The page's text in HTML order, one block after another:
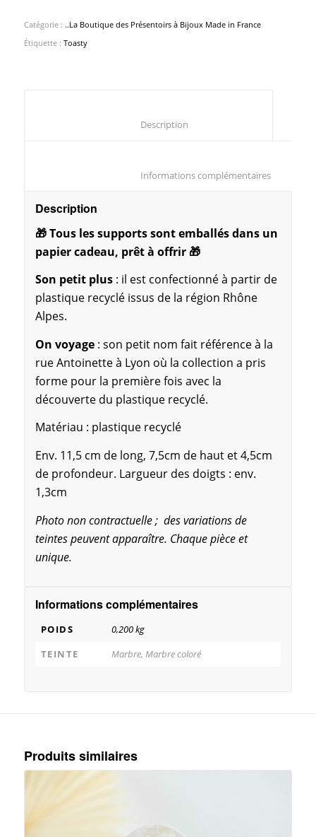
Catégorie : ..La Boutique des Présentoirs à Bijoux Made in France
Étiquette : Toasty
Informations
Description
🎁 Tous les supports sont emballés dans un
papier cadeau, prêt à offrir 🎁
Son petit plus: il est confectionné à partir de
plastique recyclé issus de la région Rhône
Alpes.
On voyage: son petit nom fait référence à la
rue Antoinette à Lyon où la collection a pris
forme pour la première fois avec la
découverte du plastique recyclé.
Matériau : plastique recyclé
Env. 11,5 cm de long, 7,5cm de haut et 4,5cm
de profondeur. Largueur des doigts : env.
1,3cm
Photo non contractuelle ; des variations de
teintes peuvent apparaître. Chaque pièce et
unique.
Informations complémentaires
POIDS
0,200 kg
TEINTE
Marbre, Marbre coloré
Produits similaires